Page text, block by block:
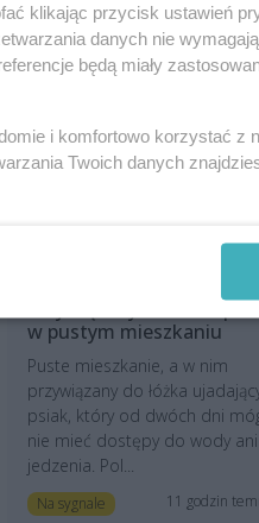
Przywiązany do łóżka pies
w pustym mieszkaniu
Puste mieszkanie, a w nim
przywiązany do łóżka
psiak, który od dwóch dni
nie mieć dostępy do wody ani
jedzenia. Pol...
Na sygnale 11 godzin
klikając przycisk ustawień
danych nie
będą miały
i komfortowo korzystać z
Twoich danych